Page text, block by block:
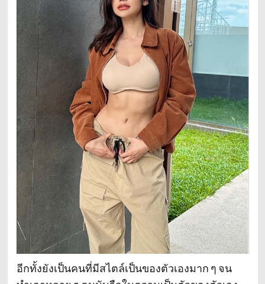
อีกทั้งยังเป็นคนที่มีสไตล์เป็นของตัวเองมาก ๆ จน